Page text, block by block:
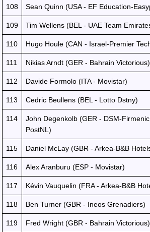
108 Sean Quinn (USA - EF Education-
109 Tim Wellens (BEL - UAE Team
110 Hugo Houle (CAN - Israel-Premier
111 Nikias Arndt (GER - Bahrain Victorious)
112 Davide Formolo (ITA - Movistar)
113 Cedric Beullens (BEL - Lotto Dstny)
114
John Degenkolb (GER - DSM-
PostNL)
115 Daniel McLay (GBR - Arkea-B&B
116 Alex Aranburu (ESP - Movistar)
117 Kévin Vauquelin (FRA - Arkea-B&B
118 Ben Turner (GBR - Ineos Grenadiers)
119 Fred Wright (GBR - Bahrain Victorious)